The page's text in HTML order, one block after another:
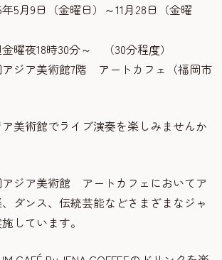
年5月9日（金曜日）～11月28日（金曜
金曜夜18時30分～ （30分程度）
アジア美術館7階 アートカフェ（福岡市
美術館でライブ演奏を楽しみませんか
ジア美術館 アートカフェにおいてア
ダンス、伝統芸能などさまざまなジャ
しています。